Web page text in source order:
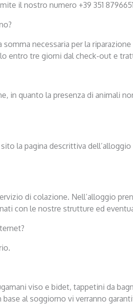
il nostro numero +39 351
necessaria per la
entro tre giorni dal check-out e
in quanto la presenza di animali
la pagina descrittiva
di colazione. Nell’alloggio
con le nostre strutture ed
viso e bidet, tappetini da
al soggiorno vi verranno